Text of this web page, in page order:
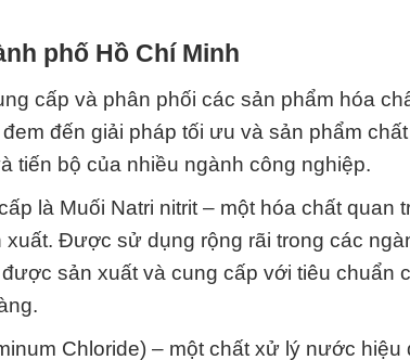
phố Hồ Chí Minh
cấp và phân phối các sản phẩm hóa
đến giải pháp tối ưu và sản phẩm
tiến bộ của nhiều ngành công nghiệp.
là Muối Natri nitrit – một hóa chất quan
Được sử dụng rộng rãi trong các
sản xuất và cung cấp với tiêu chuẩn
Chloride) – một chất xử lý nước hiệu